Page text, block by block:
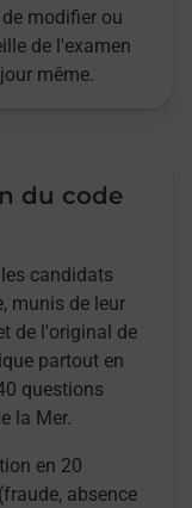
modifier ou
de l'examen
même.
du code
candidats
munis de leur
de l'original de
partout en
questions
la Mer.
en 20
absence